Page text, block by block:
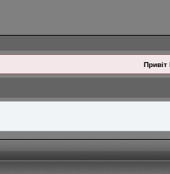
Привіт